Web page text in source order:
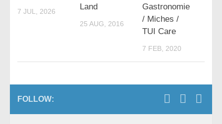
7 JUL, 2026
Land
25 AUG, 2016
Gastronomie
/ Miches /
TUI Care
7 FEB, 2020
FOLLOW: